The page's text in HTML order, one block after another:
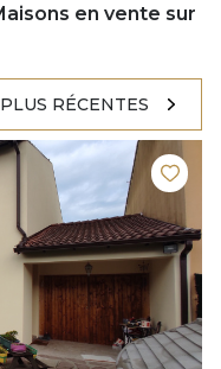
en vente sur
RÉCENTES